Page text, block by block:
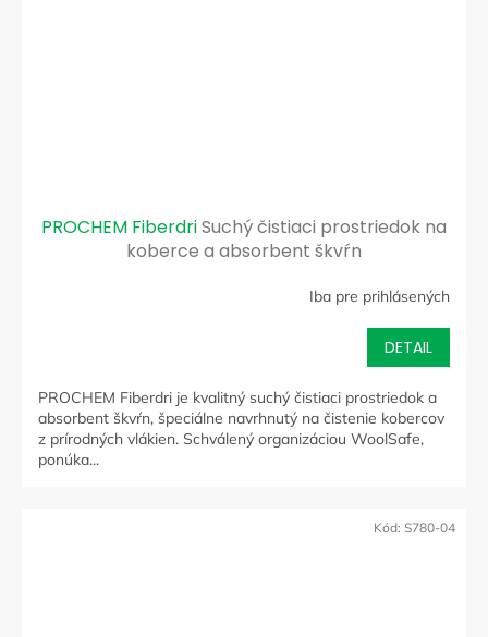
PROCHEM FiberdriSuchý čistiaci prostriedok na
koberce a absorbent škvŕn
Iba pre prihlásených
DETAIL
PROCHEM Fiberdri je kvalitný suchý čistiaci prostriedok a
absorbent škvŕn, špeciálne navrhnutý na čistenie kobercov
z prírodných vlákien. Schválený organizáciou WoolSafe,
ponúka...
Kód: S780-04